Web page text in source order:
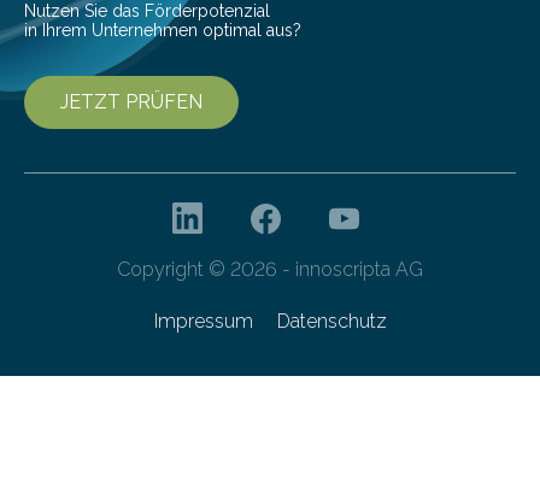
Nutzen Sie das Förderpotenzial
in Ihrem Unternehmen optimal aus?
JETZT PRÜFEN
Copyright © 2026 - innoscripta AG
Impressum Datenschutz